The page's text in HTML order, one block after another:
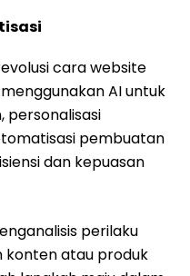
cara website
AI untuk
personalisasi
pembuatan
dan kepuasan
perilaku
konten atau produk